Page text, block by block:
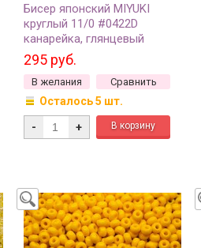
Бисер японский MIYUKI
круглый 11/0 #0422D
канарейка, глянцевый
непрозрачный, 10 грамм
295 руб.
В желания Сравнить
Осталось 5 шт.
- +